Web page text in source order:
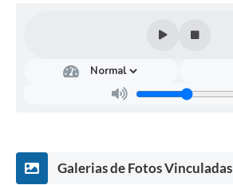
Galerias de Fotos Vinculadas